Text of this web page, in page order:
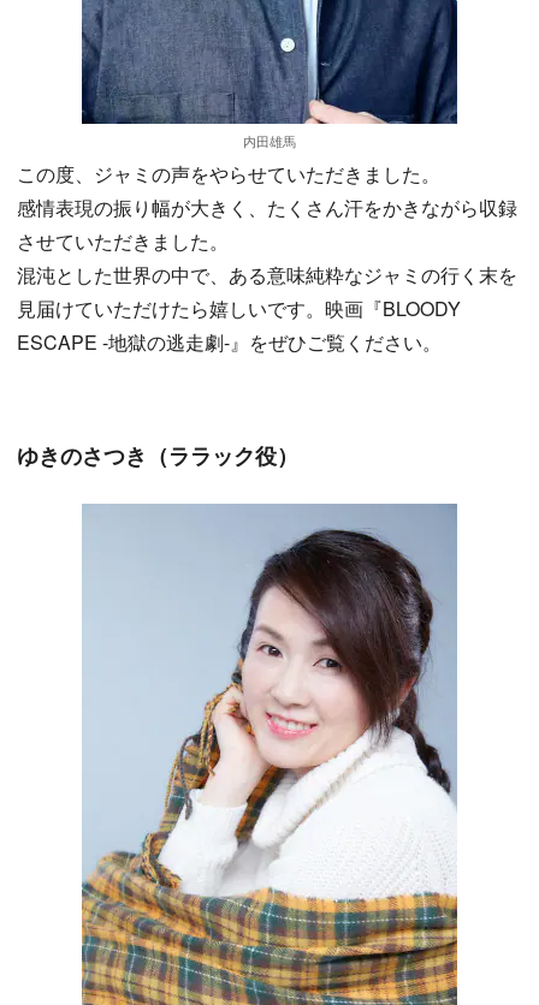
内田雄馬
この度、ジャミの声をやらせていただきました。
感情表現の振り幅が大きく、たくさん汗をかきながら収録
させていただきました。
混沌とした世界の中で、ある意味純粋なジャミの行く末を
見届けていただけたら嬉しいです。映画『BLOODY
ESCAPE -地獄の逃走劇-』をぜひご覧ください。
ゆきのさつき（ララック役）